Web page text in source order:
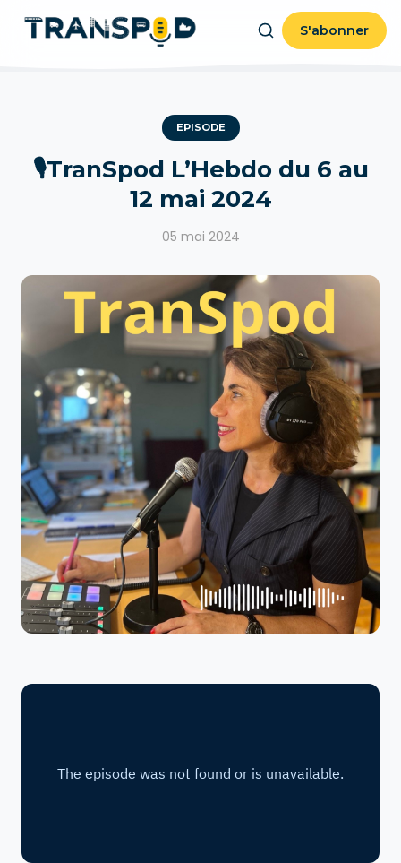
S'abonner
EPISODE
🎙TranSpod L’Hebdo du 6 au
12 mai 2024
05 mai 2024